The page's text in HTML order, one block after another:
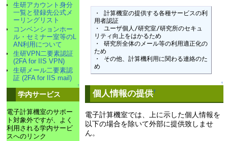
・ 計算機室の提供する各種サービスの利
用者認証
・ ユーザ個人/研究室/研究所のセキュ
リティ向上をはかるため
・ 研究所全体のメール等の利用適正化の
ため
・ その他、計算機利用に関わる連絡のた
め
↑
個人情報の提供†
電子計算機室では、上に示した個人情報を
以下の場合を除いて外部に提供致しませ
ん。
生研アカウント身分
一覧と登録先公式メ
ーリングリスト
コンベンションホー
ル・セミナー室等のL
AN利用について
生研VPN二要素認証
(2FA for IIS VPN)
生研メール二要素認
証 (2FA for IIS mail)
↑
学内サービス
電子計算機室のサポー
ト対象外ですが、よく
利用される学内サービ
スへのリンク